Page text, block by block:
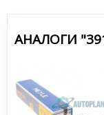
АНАЛОГИ